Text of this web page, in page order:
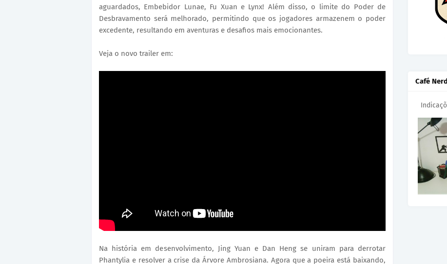
aguardados, Embebidor Lunae, Fu Xuan e Lynx! Além disso, o limite do Poder de
Desbravamento será melhorado, permitindo que os jogadores armazenem o poder
excedente, resultando em aventuras e desafios mais emocionantes.
Veja o novo trailer em:
Na história em desenvolvimento, Jing Yuan e Dan Heng se uniram para derrotar
Phantylia e resolver a crise da Árvore Ambrosiana. Agora que a poeira está baixando,
Café